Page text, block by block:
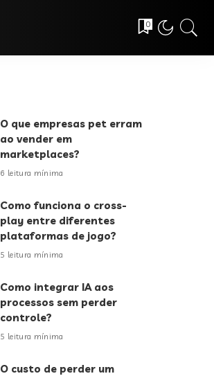
0
O que empresas pet erram
ao vender em
marketplaces?
6 leitura mínima
Como funciona o cross-
play entre diferentes
plataformas de jogo?
5 leitura mínima
Como integrar IA aos
processos sem perder
controle?
5 leitura mínima
O custo de perder um